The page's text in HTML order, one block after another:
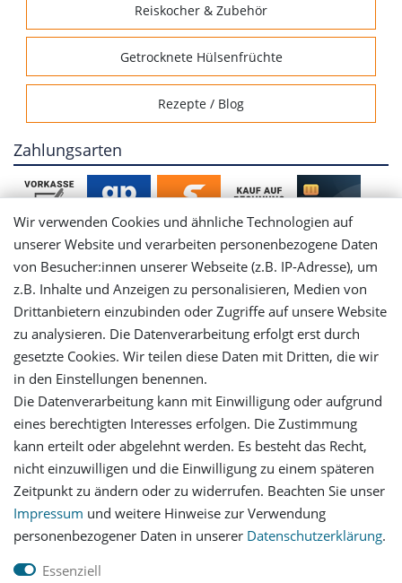
Reiskocher & Zubehör
Getrocknete Hülsenfrüchte
Rezepte / Blog
Zahlungsarten
Mein Konto
Login
Registrieren
Versandinformationen
Let's stay connected
Wir verwenden Cookies und ähnliche Technologien auf
unserer Website und verarbeiten personenbezogene Daten
von Besucher:innen unserer Webseite (z.B. IP-Adresse), um
z.B. Inhalte und Anzeigen zu personalisieren, Medien von
Drittanbietern einzubinden oder Zugriffe auf unsere Website
zu analysieren. Die Datenverarbeitung erfolgt erst durch
gesetzte Cookies. Wir teilen diese Daten mit Dritten, die wir
in den Einstellungen benennen.
Die Datenverarbeitung kann mit Einwilligung oder aufgrund
eines berechtigten Interesses erfolgen. Die Zustimmung
kann erteilt oder abgelehnt werden. Es besteht das Recht,
nicht einzuwilligen und die Einwilligung zu einem späteren
Zeitpunkt zu ändern oder zu widerrufen. Beachten Sie unser
Impressum und weitere Hinweise zur Verwendung
personenbezogener Daten in unserer Daten­schutz­erklärung.
Essenziell